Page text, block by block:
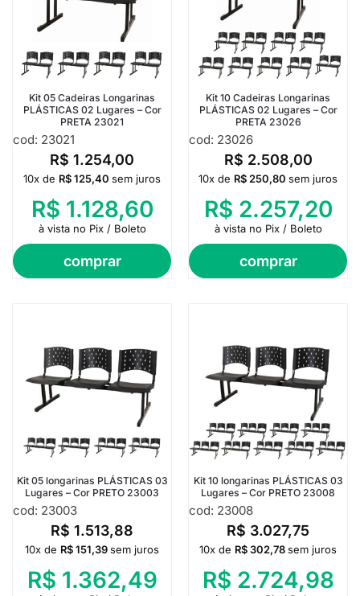
Kit 05 Cadeiras Longarinas
PLÁSTICAS 02 Lugares – Cor
PRETA 23021
cod: 23021
R$ 1.254,00
comprar
10x de R$125,40 sem juros
R$ 1.128,60
à vista no Pix / Boleto
Kit 10 Cadeiras Longarinas
PLÁSTICAS 02 Lugares – Cor
PRETA 23026
cod: 23026
R$ 2.508,00
comprar
10x de R$ 250,80 sem juros
R$ 2.257,20
à vista no Pix / Boleto
Kit 05 longarinas PLÁSTICAS 03
Lugares – Cor PRETO 23003
cod: 23003
R$ 1.513,88
10x de R$151,39sem juros
R$ 1.362,49
Kit 10 longarinas PLÁSTICAS 03
Lugares – Cor PRETO 23008
cod: 23008
R$ 3.027,75
10x de R$302,78sem juros
R$ 2.724,98